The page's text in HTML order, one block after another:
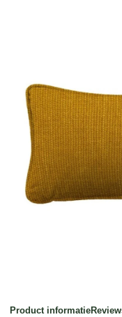
Product informatie